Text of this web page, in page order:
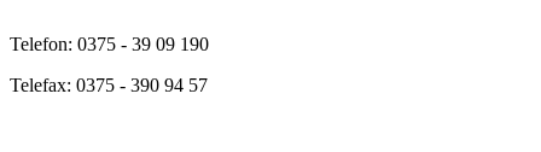
Telefon: 0375 - 39 09 190
Telefax: 0375 - 390 94 57